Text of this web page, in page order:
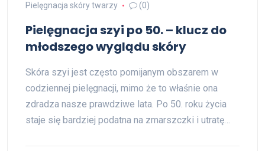
Pielęgnacja skóry twarzy
(0)
Pielęgnacja szyi po 50. – klucz do
młodszego wyglądu skóry
Skóra szyi jest często pomijanym obszarem w
codziennej pielęgnacji, mimo że to właśnie ona
zdradza nasze prawdziwe lata. Po 50. roku życia
staje się bardziej podatna na zmarszczki i utratę…